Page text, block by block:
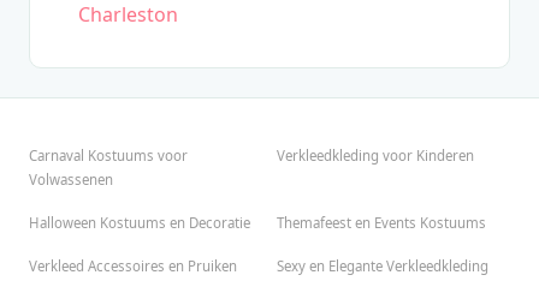
Charleston
Carnaval Kostuums voor
Volwassenen
Verkleedkleding voor Kinderen
Halloween Kostuums en Decoratie Themafeest en Events Kostuums
Verkleed Accessoires en Pruiken Sexy en Elegante Verkleedkleding